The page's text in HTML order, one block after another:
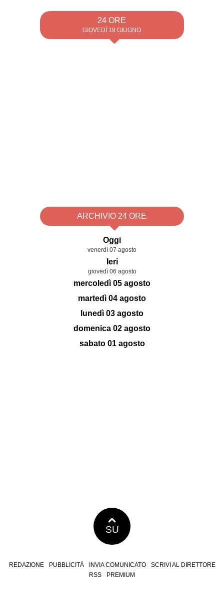
24 ORE
GIOVEDÌ 19 GIUGNO
ARCHIVIO 24 ORE
Oggi
venerdì 07 agosto
Ieri
giovedì 06 agosto
mercoledì 05 agosto
martedì 04 agosto
lunedì 03 agosto
domenica 02 agosto
sabato 01 agosto
SU
REDAZIONE PUBBLICITÀ INVIA COMUNICATO
SCRIVI AL DIRETTORE
RSS
PREMIUM